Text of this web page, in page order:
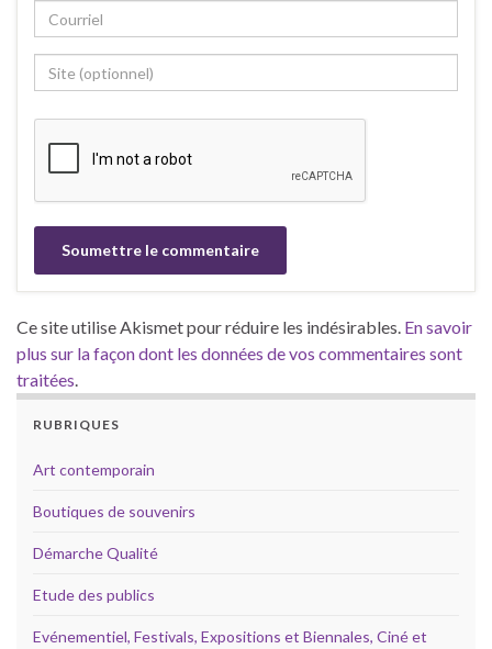
Ce site utilise Akismet pour réduire les indésirables. En savoir
plus sur la façon dont les données de vos commentaires sont
traitées.
RUBRIQUES
Art contemporain
Boutiques de souvenirs
Démarche Qualité
Etude des publics
Evénementiel, Festivals, Expositions et Biennales, Ciné et